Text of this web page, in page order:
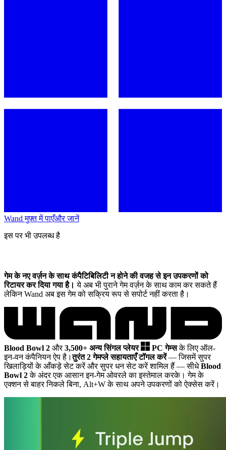
Wand मुफ़्त में पाएँऔर जानें
इस पर भी उपलब्ध है
गेम के नए वर्ज़न के साथ कंपैटिबिलिटी न होने की वजह से इन उपकरणों को
रिटायर कर दिया गया है। ये अब भी पुराने गेम वर्ज़न के साथ काम कर सकते हैं
लेकिन Wand अब इस गेम को सक्रिय रूप से सपोर्ट नहीं करता है।
Blood Bowl 2 और3,500+ अन्य सिंगल प्लेयर PC गेम्सके लिए ऑल-
इन-वन कंपैनियन ऐप है।तुरंत 2 गेमप्ले सहायताएँ टॉगल करें— जिसमें सुपर
खिलाड़ियों के आँकड़े सेट करें और सुपर धन सेट करें शामिल हैं — सीधेBlood
Bowl 2के अंदर एक आसान इन-गेम ओवरले का इस्तेमाल करके। गेम के
एक्शन से बाहर निकले बिना, Alt+W के साथ अपने उपकरणों को ऐक्सेस करें।